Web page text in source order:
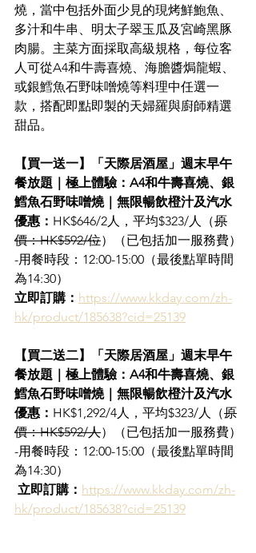
燒，當中包括外面少見的現烤鮮鮑魚、
多汁和牛串、明太子翠玉瓜及宮崎黑豚
肉腸。主菜方面採取高級規格，每位客
人可從A4和牛壽喜燒、海膽醬焗龍蝦、
或銀鱈魚石野味噌燒等料理中任選一
款，搭配即點即製的天婦羅與廚師精選
甜品。
【買一送一】「天際居酒屋」週末早午
餐放題｜極上體驗：A4和牛壽喜燒、銀
鱈魚石野味噌燒｜無限暢飲橙汁及汽水
優惠： HK$646/2人，平均$323/人（原
價：HK$592/位）（已包括加一服務費）
-用餐時段：12:00-15:00（最後點單時間
為14:30）
立即訂購： https://www.kkday.com/zh-
hk/product/185638?cid=25139
【買二送二】「天際居酒屋」週末早午
餐放題｜極上體驗：A4和牛壽喜燒、銀
鱈魚石野味噌燒｜無限暢飲橙汁及汽水
優惠： HK$1,292/4人，平均$323/人（原
價：HK$592/人）（已包括加一服務費）
-用餐時段：12:00-15:00（最後點單時間
為14:30）
立即訂購： https://www.kkday.com/zh-
hk/product/185638?cid=25139